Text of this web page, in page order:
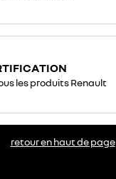
les produits Renault
retour en haut de page​